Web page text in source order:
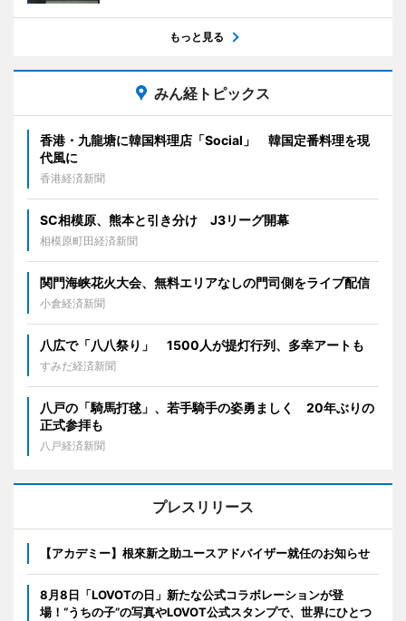
もっと見る
みん経トピックス
香港・九龍塘に韓国料理店「Social」 韓国定番料理を現
代風に
香港経済新聞
SC相模原、熊本と引き分け J3リーグ開幕
相模原町田経済新聞
関門海峡花火大会、無料エリアなしの門司側をライブ配信
小倉経済新聞
八広で「八八祭り」 1500人が提灯行列、多幸アートも
すみだ経済新聞
八戸の「騎馬打毬」、若手騎手の姿勇ましく 20年ぶりの
正式参拝も
八戸経済新聞
プレスリリース
【アカデミー】根來新之助ユースアドバイザー就任のお知らせ
8月8日「LOVOTの日」新たな公式コラボレーションが登
場！“うちの子”の写真やLOVOT公式スタンプで、世界にひとつ